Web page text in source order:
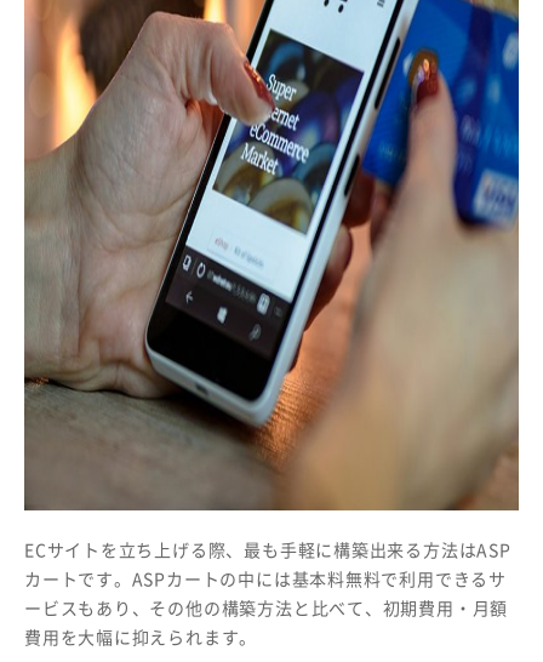
ECサイトを立ち上げる際、最も手軽に構築出来る方法はASP
カートです。ASPカートの中には基本料無料で利用できるサ
ービスもあり、その他の構築方法と比べて、初期費用・月額
費用を大幅に抑えられます。